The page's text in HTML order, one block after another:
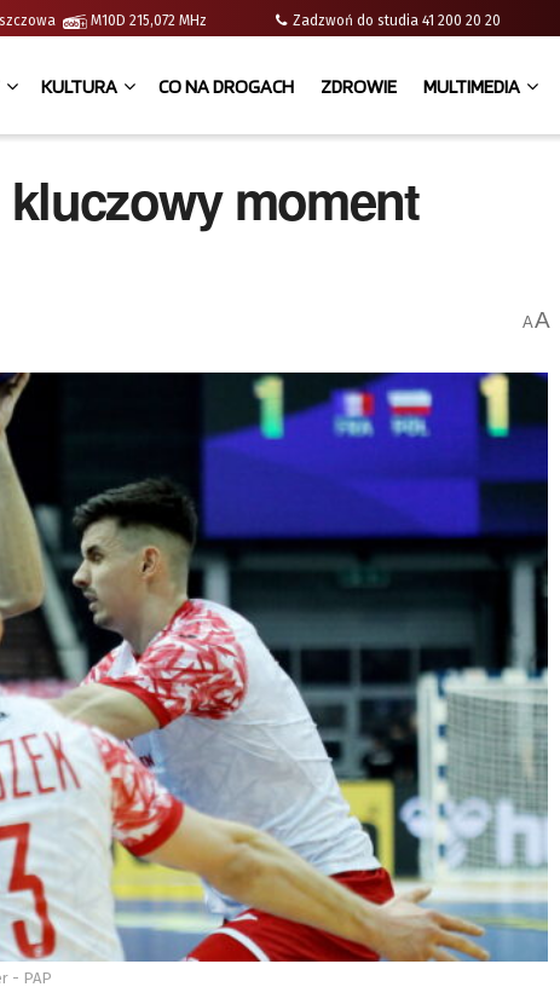
M10D 215,072 MHz Zadzwoń do studia 41 200 20 20
KULTURA CO NA DROGACH ZDROWIE MULTIMEDIA
moment
AA
- PAP